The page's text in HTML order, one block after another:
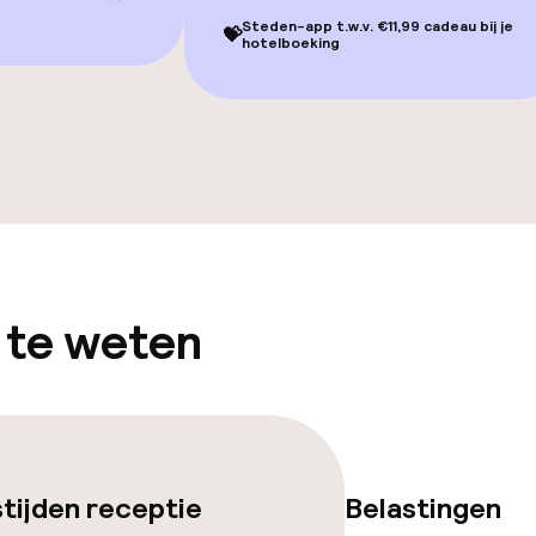
💝Steden-app t.w.v. €11,99 cadeau bij je
hotelboeking
te weten
receptie Belastingen